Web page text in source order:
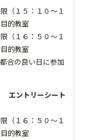
（１５：１０～１
的教室
（１６：５０～１
的教室
合の良い日に参加
エントリーシート
（１６：５０～１
的教室